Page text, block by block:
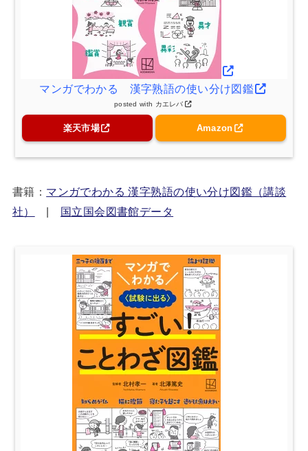
マンガでわかる 漢字熟語の使い分け図鑑
posted with カエレバ
楽天市場 Amazon
書籍： マンガでわかる 漢字熟語の使い分け図鑑（講談
社）
| 国立国会図書館データ